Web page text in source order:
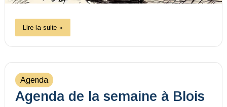
Lire la suite »
Agenda
Agenda de la semaine à Blois